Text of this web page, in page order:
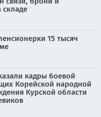
складе
15 тысяч
кадры боевой
Корейской народной
Курской области